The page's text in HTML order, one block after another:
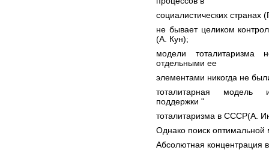
социалистических странах
не бывает целиком
(А. Кун);
модели тоталитаризма
отдельными ее
элементами никогда не
тоталитарная модель
поддержки "
тоталитаризма в СССР(А.
Однако поиск
Абсолютная концентрация